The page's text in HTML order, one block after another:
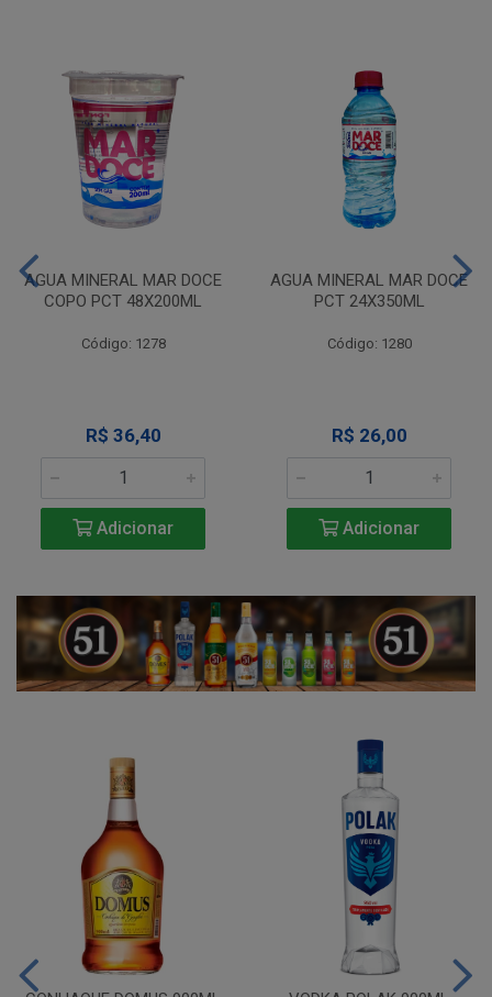
AGUA MINERAL MAR DOCE
COPO PCT 48X200ML
Código: 1278
R$ 36,40
Adicionar
AGUA MINERAL MAR DOCE
PCT 24X350ML
Código: 1280
R$ 26,00
Adicionar